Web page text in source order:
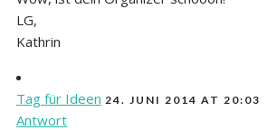
LG,
Kathrin
Tag für Ideen 24. JUNI 2014 AT 20:03
Antwort